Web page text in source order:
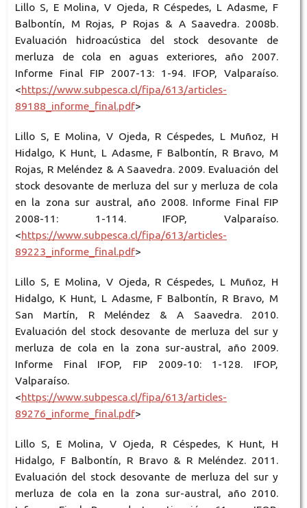
Lillo S, E Molina, V Ojeda, R Céspedes, L Adasme, F
Balbontín, M Rojas, P Rojas & A Saavedra. 2008b.
Evaluación hidroacústica del stock desovante de
merluza de cola en aguas exteriores, año 2007.
Informe Final FIP 2007-13: 1-94. IFOP, Valparaíso.
<https://www.subpesca.cl/fipa/613/articles-
89188_informe_final.pdf>
Lillo S, E Molina, V Ojeda, R Céspedes, L Muñoz, H
Hidalgo, K Hunt, L Adasme, F Balbontín, R Bravo, M
Rojas, R Meléndez & A Saavedra. 2009. Evaluación del
stock desovante de merluza del sur y merluza de cola
en la zona sur austral, año 2008. Informe Final FIP
2008-11: 1-114. IFOP, Valparaíso.
<https://www.subpesca.cl/fipa/613/articles-
89223_informe_final.pdf>
Lillo S, E Molina, V Ojeda, R Céspedes, L Muñoz, H
Hidalgo, K Hunt, L Adasme, F Balbontín, R Bravo, M
San Martín, R Meléndez & A Saavedra. 2010.
Evaluación del stock desovante de merluza del sur y
merluza de cola en la zona sur-austral, año 2009.
Informe Final IFOP, FIP 2009-10: 1-128. IFOP,
Valparaíso.
<https://www.subpesca.cl/fipa/613/articles-
89276_informe_final.pdf>
Lillo S, E Molina, V Ojeda, R Céspedes, K Hunt, H
Hidalgo, F Balbontín, R Bravo & R Meléndez. 2011.
Evaluación del stock desovante de merluza del sur y
merluza de cola en la zona sur-austral, año 2010.